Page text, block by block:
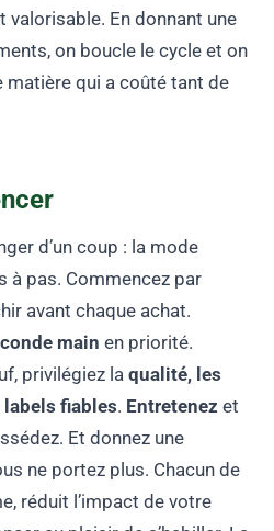
valorisable. En donnant une
on boucle le cycle et on
matière qui a coûté tant de
d’un coup : la mode
à pas. Commencez par
avant chaque achat.
main en priorité.
privilégiez laqualité, les
fiables. Entretenez et
Et donnez une
ne portez plus. Chacun de
réduit l’impact de votre